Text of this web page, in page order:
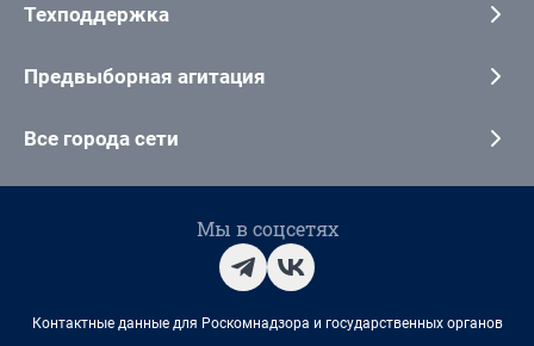
Техподдержка
Предвыборная агитация
Все города сети
Мы в соцсетях
Контактные данные для Роскомнадзора и государственных органов